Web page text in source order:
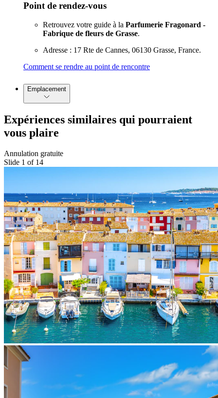
Point de rendez-vous
Retrouvez votre guide à la Parfumerie Fragonard -
Fabrique de fleurs de Grasse.
Adresse : 17 Rte de Cannes, 06130 Grasse, France.
Comment se rendre au point de rencontre
Emplacement
Expériences similaires qui pourraient
vous plaire
Annulation gratuite
Slide 1 of 14